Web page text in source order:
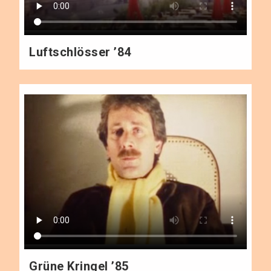
Luftschlösser ’84
Grüne Kringel ’85